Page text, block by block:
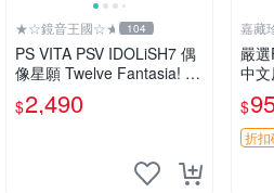
★☆鏡音王國☆★ 104
PS VITA PSV IDOLiSH7 偶
像星願 Twelve Fantasia! 限
定版 純日版 日文版 特裝版
$2,490
嘉藏
嚴
中
門
$
折扣